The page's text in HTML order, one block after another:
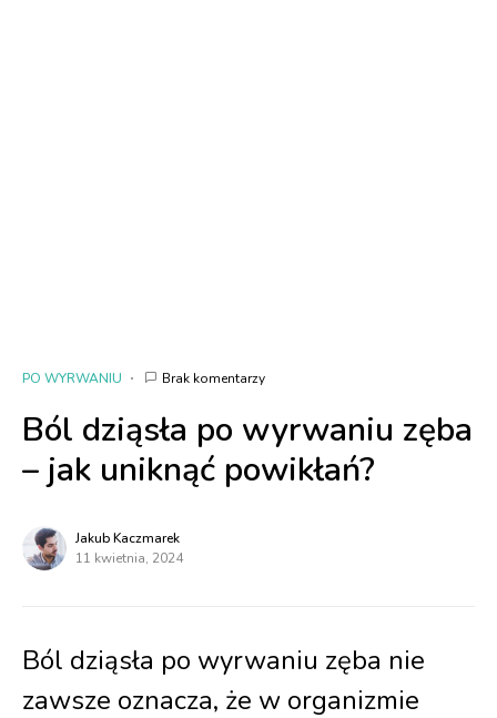
PO WYRWANIU Brak komentarzy
Ból dziąsła po wyrwaniu zęba
– jak uniknąć powikłań?
Jakub Kaczmarek
11 kwietnia, 2024
Ból dziąsła po wyrwaniu zęba nie
zawsze oznacza, że w organizmie